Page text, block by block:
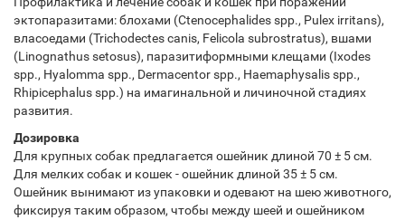
эктопаразитами: блохами (Ctenocephalides spp., Pulex irritans),
власоедами (Trichodectes canis, Felicola subrostratus), вшами
(Linognathus setosus), паразитиформными клещами (Ixodes
spp., Hyalomma spp., Dermacentor spp., Haemaphysalis spp.,
Rhipicephalus spp.) на имагинальной и личиночной стадиях
развития.
Дозировка
Для крупных собак предлагается ошейник длиной 70 ± 5 см.
Для мелких собак и кошек - ошейник длиной 35 ± 5 см.
Ошейник вынимают из упаковки и одевают на шею животного,
фиксируя таким образом, чтобы между шеей и ошейником